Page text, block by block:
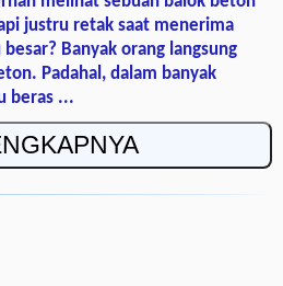
justru retak saat menerima
Banyak orang langsung
Padahal, dalam banyak
beras ...